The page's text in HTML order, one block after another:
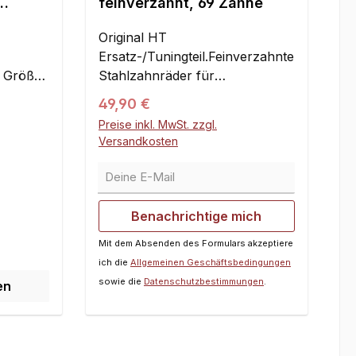
mit
Original HT
Ersatz-/Tuningteil.Feinverzahnte
Stahlzahnräder für
Zwischenwelle und Differential
für den Wettbewerbseinsatz in
Tourenwagen- und GT-
Modellen. Die Zahnräder laufen
leichter und leiser als die
Serienverzahnung, das
Fahrzeug hat somit weniger
Rollwiderstand.Das
Untersetzungsverhältnis wird
gegenüber den
Serienzahnrädern nicht
Regulärer Preis:
49,90 €
Preise inkl. MwSt. zzgl.
Versandkosten
Deine E-Mail
Benachrichtige mich
Mit dem Absenden des Formulars akzeptiere
ich die Allgemeinen Geschäftsbedingungen
sowie die Datenschutzbestimmungen.